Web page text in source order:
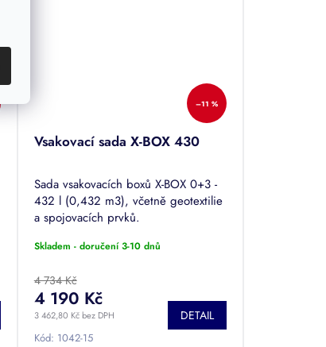
–11 %
Vsakovací sada X-BOX 430
Sada vsakovacích boxů X-BOX 0+3 -
432 l (0,432 m3), včetně geotextilie
a spojovacích prvků.
Skladem - doručení 3-10 dnů
4 734 Kč
3 462,80 Kč bez DPH
4 190 Kč
DETAIL
Kód: 1042-15